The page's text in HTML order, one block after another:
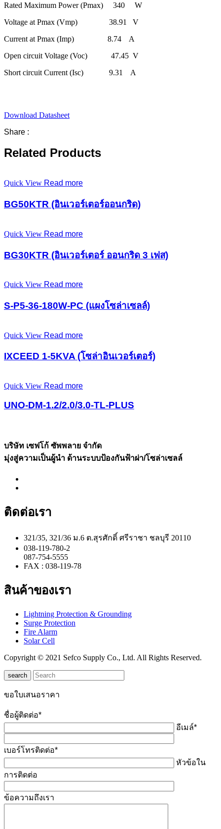
Rated Maximum Power (Pmax) 340 W
Voltage at Pmax (Vmp) 38.91 V
Current at Pmax (Imp) 8.74 A
Open circuit Voltage (Voc) 47.45 V
Short circuit Current (Isc) 9.31 A
Download Datasheet
Share :
Related Products
Quick View Read more
BG50KTR (อินเวอร์เตอร์ออนกริด)
Quick View Read more
BG30KTR (อินเวอร์เตอร์ ออนกริด 3 เฟส)
Quick View Read more
S-P5-36-180W-PC (แผงโซล่าเซลล์)
Quick View Read more
IXCEED 1-5KVA (โซล่าอินเวอร์เตอร์)
Quick View Read more
UNO-DM-1.2/2.0/3.0-TL-PLUS
บริษัท เซฟโก้ ซัพพลาย จำกัด
มุ่งสู่ความเป็นผู้นำ ด้านระบบป้องกันฟ้าผ่า/โซล่าเซลล์
ติดต่อเรา
321/35, 321/36 ม.6 ต.สุรศักดิ์ ศรีราชา ชลบุรี 20110
038-119-780-2
087-754-5555
FAX : 038-119-78
สินค้าของเรา
Lightning Protection & Grounding
Surge Protection
Fire Alarm
Solar Cell
Copyright © 2021 Sefco Supply Co., Ltd. All Rights Reserved.
search
ขอใบเสนอราคา
ชื่อผู้ติดต่อ*
อีเมล์*
เบอร์โทรติดต่อ*
หัวข้อใน
การติดต่อ
ข้อความถึงเรา